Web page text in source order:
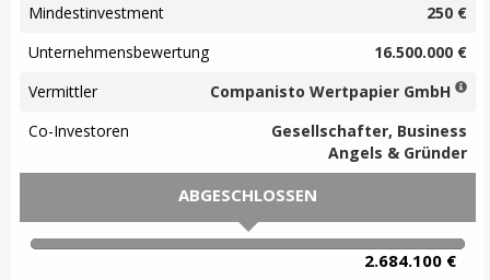
Mindestinvestment
250 €
Unternehmensbewertung
16.500.000 €
Vermittler
Companisto Wertpapier GmbH
Co-Investoren
Gesellschafter, Business
Angels & Gründer
ABGESCHLOSSEN
100% Complete
2.684.100 €